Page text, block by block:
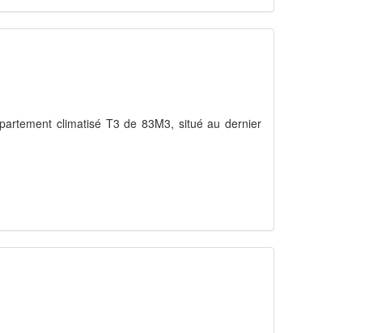
climatisé T3 de 83M3, situé au dernier